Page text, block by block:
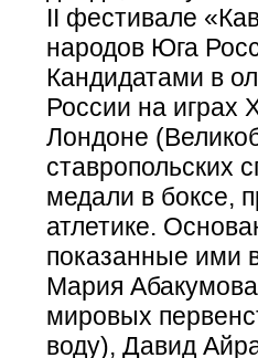
II фестивале
народов Юга
Кандидатами в
России на играх
Лондоне
ставропольских
медали в боксе,
атлетике.
показанные ими
Мария
мировых
воду), Давид